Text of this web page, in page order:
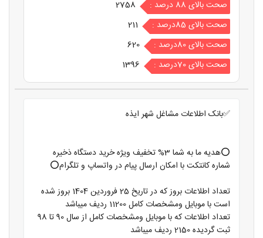
صحت بالای 88 درصد :
2758
صحت بالای 85درصد :
211
صحت بالای 80درصد :
620
صحت بالای 70درصد :
1396
✅بانک اطلاعات مشاغل شهر ایذه
⭕️هدیه ما به شما 3% تخفیف ویژه خرید دستگاه ذخیره
شماره کانتکت با امکان ارسال پیام در واتساپ و تلگرام⭕️
تعداد اطلاعات بروز که در تاریخ 25 فروردین 1404 بروز شده
است با موبایل ومشخصات کامل 11200 ردیف میباشد
تعداد اطلاعات که با موبایل ومشخصات کامل از سال 90 تا 98
ثبت گردیده 2150 ردیف میباشد